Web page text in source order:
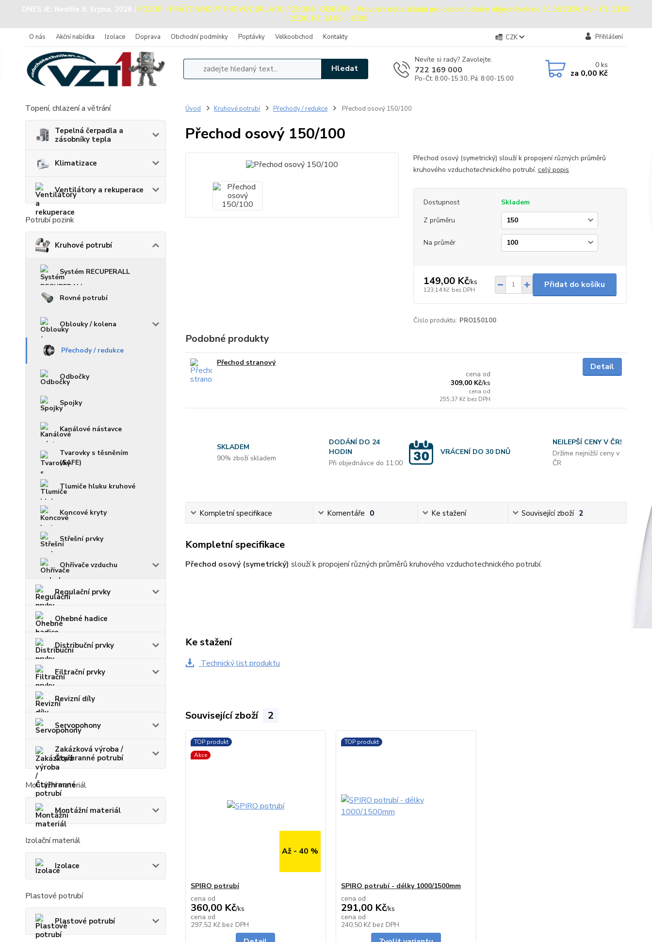
DNES JE: Neděle 9. Srpna, 2026 | POZOR - PRÁZDNINOVÝ PROVOZ SKLADU / OSOBNÍ ODBĚRY - Provozní doba skladu pro osobní odběry objednávek do 31.08.2026: Po - Čt: 13:00
- 15:30, Pá: 13:00 - 15:00
O nás Akční nabídka Izolace Doprava Obchodní podmínky Poptávky Velkoobchod Kontakty CZK Přihlášení
Hledat
Nevíte si rady? Zavolejte.
722 169 000
Po-Čt: 8:00-15:30, Pá: 8:00-15:00
0ks
za 0,00 Kč
Topení, chlazení a větrání
Tepelná čerpadla a
zásobníky tepla
Klimatizace
Ventilátory a rekuperace
Potrubí pozink
Kruhové potrubí
Systém RECUPERALL
Rovné potrubí
Oblouky / kolena
Přechody / redukce
Odbočky
Spojky
Kanálové nástavce
Tvarovky s těsněním
(SAFE)
Tlumiče hluku kruhové
Koncové kryty
Střešní prvky
Ohřívače vzduchu
Regulační prvky
Ohebné hadice
Distribuční prvky
Filtrační prvky
Revizní díly
Servopohony
Zakázková výroba /
Čtyřhranné potrubí
Montážní materiál
Montážní materiál
Izolační materiál
Izolace
Plastové potrubí
Plastové potrubí
Úvod Kruhové potrubí Přechody / redukce Přechod osový 150/100
Přechod osový 150/100
Přechod osový (symetrický) slouží k propojení různých průměrů
kruhového vzduchotechnického potrubí. celý popis
Dostupnost
Skladem
Z průměru
Na průměr
149,00 Kč/ks
123,14 Kč bez DPH
Přidat do košíku
Číslo produktu: PRO150100
Podobné produkty
Přechod stranový
cena od
309,00 Kč/ks
cena od
255,37 Kč bez DPH
Detail
SKLADEM
90% zboží skladem
DODÁNÍ DO 24
HODIN
Při objednávce do 11:00
VRÁCENÍ DO 30 DNŮ
NEJLEPŠÍ CENY V ČR!
Držíme nejnižší ceny v
ČR
Kompletní specifikace Komentáře 0 Ke stažení Související zboží 2
Kompletní specifikace
Přechod osový (symetrický) slouží k propojení různých průměrů kruhového vzduchotechnického potrubí.
Ke stažení
Technický list produktu
Související zboží 2
TOP produkt
Akce
Až - 40 %
SPIRO potrubí
cena od
360,00 Kč/ks
cena od
297,52 Kč bez DPH
TOP produkt
SPIRO potrubí - délky 1000/1500mm
cena od
291,00 Kč/ks
cena od
240,50 Kč bez DPH